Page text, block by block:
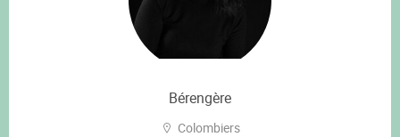
Bérengère
Colombiers